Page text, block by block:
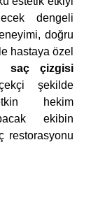
dengeli
doğru
hastaya özel
saç çizgisi
şekilde
hekim
ekibin
restorasyonu